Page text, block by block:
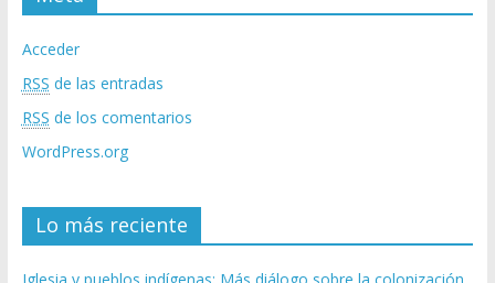
Acceder
RSS de las entradas
RSS de los comentarios
WordPress.org
Lo más reciente
Iglesia y pueblos indígenas: Más diálogo sobre la colonización